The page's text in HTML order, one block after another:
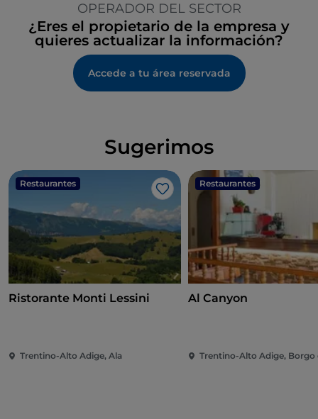
OPERADOR DEL SECTOR
¿Eres el propietario de la empresa y
quieres actualizar la información?
Accede a tu área reservada
Sugerimos
Restaurantes
Me gusta
Ristorante Monti Lessini
Trentino-Alto Adige, Ala
Restaurantes
Al Canyon
Trentino-Alto Adige, Borgo